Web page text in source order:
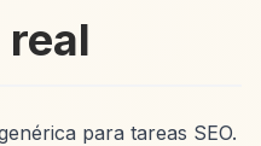
para tareas SEO.